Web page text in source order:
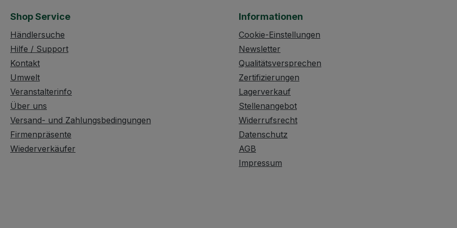
auf
&
Ergebnis: Herzhaft,
cremigen Feta oder
Pfeffer – angenehme,
Zwiebel & Knoblauch –
kräftige Würzbasis
Rosmarin – intensive,
mediterrane Note
Shop Service
Händlersuche
Hilfe / Support
Kontakt
Umwelt
Veranstalterinfo
Über uns
Versand- und Zahlungsbedingungen
Firmenpräsente
Wiederverkäufer
Informationen
Cookie-Einstellungen
Newsletter
Qualitätsversprechen
Zertifizierungen
Lagerverkauf
Stellenangebot
Widerrufsrecht
Datenschutz
AGB
Impressum